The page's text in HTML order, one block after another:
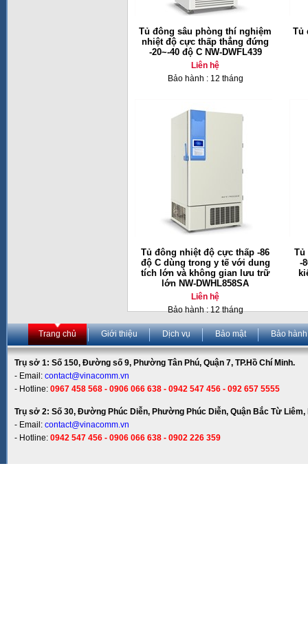
Tủ đông sâu phòng thí nghiệm
nhiệt độ cực thấp thẳng đứng
-20~-40 độ C NW-DWFL439
Liên hệ
Bảo hành : 12 tháng
Tủ
Tủ đông nhiệt độ cực thấp -86
độ C dùng trong y tế với dung
tích lớn và không gian lưu trữ
lớn NW-DWHL858SA
Liên hệ
Bảo hành : 12 tháng
Tủ
-
Trang chủ Giới thiệu Dịch vụ Bảo mật Bảo hành
Trụ sở 1: Số 150, Đường số 9, Phường Tân Phú, Quận 7, TP.Hồ Chí Minh.
- Email: contact@vinacomm.vn
- Hotline: 0967 458 568 - 0906 066 638 - 0942 547 456 - 092 657 5555
Trụ sở 2: Số 30, Đường Phúc Diễn, Phường Phúc Diễn, Quận Bắc Từ Liêm,
- Email: contact@vinacomm.vn
- Hotline: 0942 547 456 - 0906 066 638 - 0902 226 359